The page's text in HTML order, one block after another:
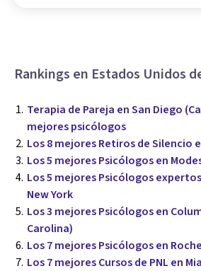
Rankings en Estados Unidos
Terapia de Pareja en San Diego
mejores psicólogos
Los 8 mejores Retiros de Silencio
Los 5 mejores Psicólogos en
Los 5 mejores Psicólogos
New York
Los 3 mejores Psicólogos en
Carolina)
Los 7 mejores Psicólogos en
Los 7 mejores Cursos de PNL en